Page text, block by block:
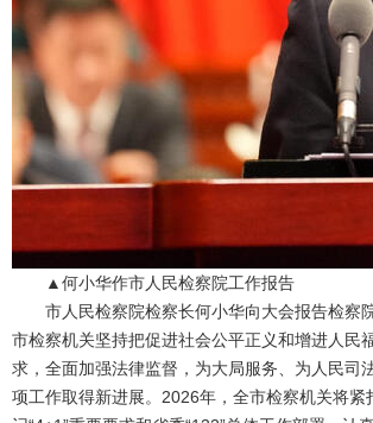
▲何小华作市人民检察院工作报告
市人民检察院检察长何小华向大会报告检察
市检察机关坚持把促进社会公平正义和增进人民
求，全面加强法律监督，为大局服务、为人民司
项工作取得新进展。2026年，全市检察机关将紧